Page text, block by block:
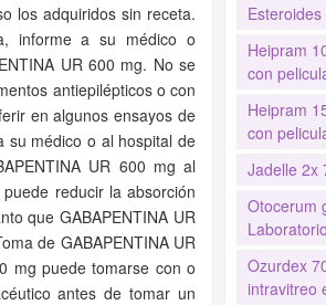
los adquiridos sin receta.
informe a su médico o
UR 600 mg. No se
antiepilépticos o con
en algunos ensayos de
su médico o al hospital de
UR 600 mg al
reducir la absorción
que GABAPENTINA UR
de GABAPENTINA UR
mg puede tomarse con o
antes de tomar un
Heipram
con
Heipram
con
Jadelle 2x
Otocerum
Ozurdex
intravitreo